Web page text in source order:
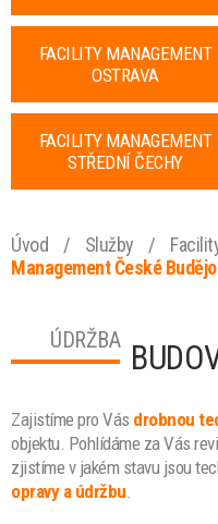
FACILITY MANAGEMENT
OSTRAVA
FACILITY MANAGEMENT
STŘEDNÍ ČECHY
Úvod / Služby /
Management České
ÚDRŽBA
Zajistíme pro Vás drobnou
objektu. Pohlídáme za Vás
zjistíme v jakém stavu jsou
opravy a údržbu